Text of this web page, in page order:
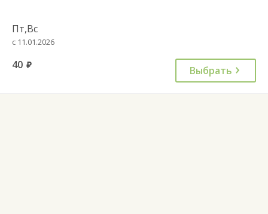
Пт,Вс
с 11.01.2026
40 руб. Выбрать